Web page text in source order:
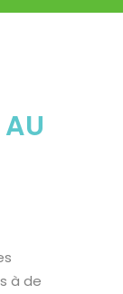
à de